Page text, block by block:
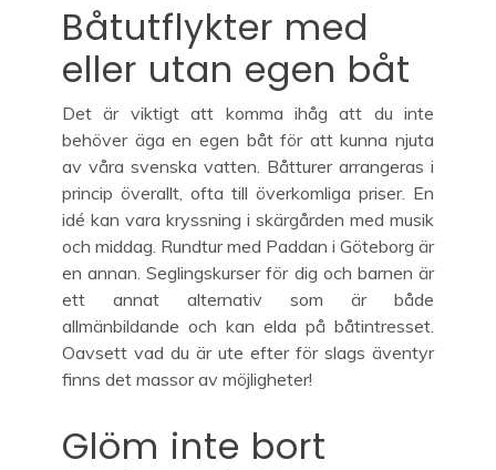
Båtutflykter med
eller utan egen båt
Det är viktigt att komma ihåg att du inte
behöver äga en egen båt för att kunna njuta
av våra svenska vatten. Båtturer arrangeras i
princip överallt, ofta till överkomliga priser. En
idé kan vara kryssning i skärgården med musik
och middag. Rundtur med Paddan i Göteborg är
en annan. Seglingskurser för dig och barnen är
ett annat alternativ som är både
allmänbildande och kan elda på båtintresset.
Oavsett vad du är ute efter för slags äventyr
finns det massor av möjligheter!
Glöm inte bort